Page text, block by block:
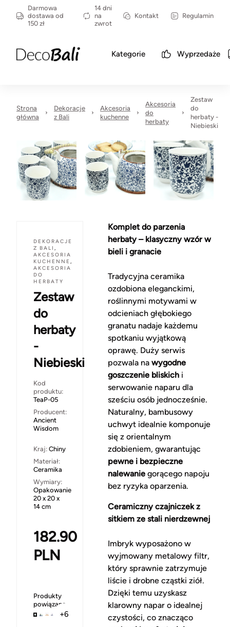
Darmowa
dostawa od
150 zł
14 dni
na
zwrot
Kontakt Regulamin
Kategorie Wyprzedaże
Strona
główna
Dekoracje
z Bali
Akcesoria
kuchenne
Akcesoria
do
herbaty
Zestaw
do
herbaty -
Niebieski
DEKORACJE
Z BALI ,
AKCESORIA
KUCHENNE ,
AKCESORIA
DO
HERBATY
Zestaw
do
herbaty
-
Niebieski
Kod
produktu:
TeaP-05
Producent:
Ancient
Wisdom
Kraj: Chiny
Materiał:
Ceramika
Wymiary:
Opakowanie
20 x 20 x
14 cm
182.90
PLN
Produkty
powiązane
+6
Komplet do parzenia
herbaty – klasyczny wzór w
bieli i granacie
Tradycyjna ceramika
ozdobiona eleganckimi,
roślinnymi motywami w
odcieniach głębokiego
granatu nadaje każdemu
spotkaniu wyjątkową
oprawę. Duży serwis
pozwala na wygodne
goszczenie bliskichi
serwowanie naparu dla
sześciu osób jednocześnie.
Naturalny, bambusowy
uchwyt idealnie komponuje
się z orientalnym
zdobieniem, gwarantując
pewne i bezpieczne
nalewaniegorącego napoju
bez ryzyka oparzenia.
Ceramiczny czajniczek z
sitkiem ze stali nierdzewnej
Imbryk wyposażono w
wyjmowany metalowy filtr,
który sprawnie zatrzymuje
liście i drobne cząstki ziół.
Dzięki temu uzyskasz
klarowny napar o idealnej
czystości, co znacząco